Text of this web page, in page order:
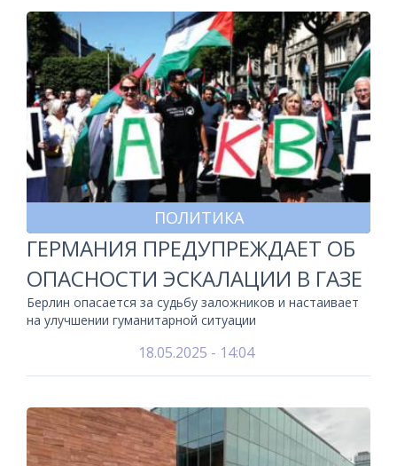
ПОЛИТИКА
ГЕРМАНИЯ ПРЕДУПРЕЖДАЕТ ОБ
ОПАСНОСТИ ЭСКАЛАЦИИ В ГАЗЕ
Берлин опасается за судьбу заложников и настаивает
на улучшении гуманитарной ситуации
18.05.2025 - 14:04